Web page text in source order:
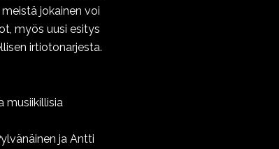
jokainen voi
myös uusi esitys
irtiotonarjesta.
musiikillisia
ja Antti